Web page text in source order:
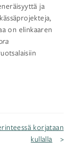
ja
on elinkaaren
korjataan
kullalla